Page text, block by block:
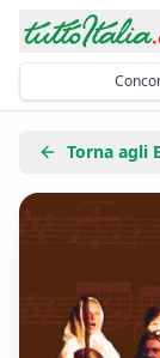
Torna agli